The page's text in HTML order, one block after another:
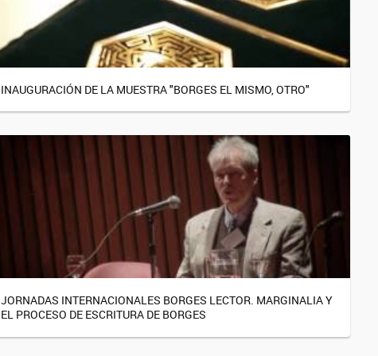
INAUGURACIÓN DE LA MUESTRA "BORGES EL MISMO, OTRO"
JORNADAS INTERNACIONALES BORGES LECTOR. MARGINALIA Y
EL PROCESO DE ESCRITURA DE BORGES